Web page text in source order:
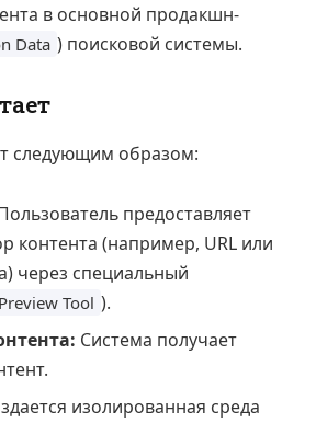
в основной продакшн-
Data ) поисковой системы.
следующим образом:
предоставляет
контента (например, URL или
через специальный
Preview Tool ).
Система получает
изолированная среда